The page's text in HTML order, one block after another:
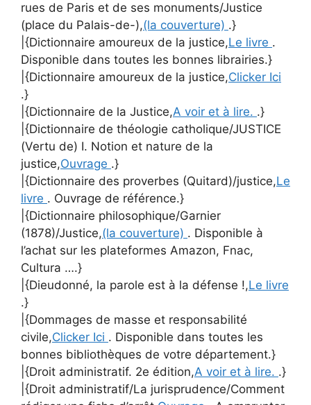
rues de Paris et de ses monuments/Justice
(place du Palais-de-),(la couverture) .}
|{Dictionnaire amoureux de la justice,Le livre .
Disponible dans toutes les bonnes librairies.}
|{Dictionnaire amoureux de la justice,Clicker Ici
.}
|{Dictionnaire de la Justice,A voir et à lire. .}
|{Dictionnaire de théologie catholique/JUSTICE
(Vertu de) I. Notion et nature de la
justice,Ouvrage .}
|{Dictionnaire des proverbes (Quitard)/justice,Le
livre . Ouvrage de référence.}
|{Dictionnaire philosophique/Garnier
(1878)/Justice,(la couverture) . Disponible à
l’achat sur les plateformes Amazon, Fnac,
Cultura ….}
|{Dieudonné, la parole est à la défense !,Le livre
.}
|{Dommages de masse et responsabilité
civile,Clicker Ici . Disponible dans toutes les
bonnes bibliothèques de votre département.}
|{Droit administratif. 2e édition,A voir et à lire. .}
|{Droit administratif/La jurisprudence/Comment